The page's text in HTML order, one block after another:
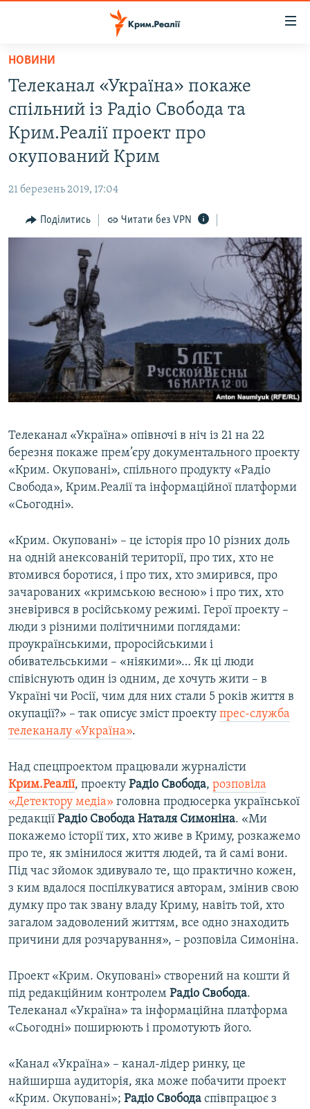
Перейти
основного
матеріалу
Перейти
до
основної
Перейти
пошуку
ВІДЕО ТА ФОТО
ПОГЛЯД
ІНТЕРВ'Ю
ВСЕ ЗА ДЕНЬ
СПЕЦПРОЕКТИ
ДЕПОРТАЦІЯ
ВІДЕОУРОКИ «ELIFBE»
СВІДЧЕННЯ ОКУПАЦІЇ
УКРАЇНСЬКА ПРОБЛЕМА КРИМУ
ІНФОГРАФІКА
ЯК ОБІЙТИ БЛОКУВАННЯ
Русский
Qırımtatar
ДОЛУЧАЙСЯ!
Усі сайти RFE/RL
НОВИНИ
Телеканал «Україна» покаже
спільний із Радіо Свобода та
Крим.Реалії проект про
окупований Крим
21 березень 2019, 17:04
Поділитись Читати без VPN
Телеканал «Україна» опівночі в ніч із 21 на 22
березня покаже прем’єру документального проекту
«Крим. Окуповані», спільного продукту «Радіо
Свобода», Крим.Реалії та інформаційної платформи
«Сьогодні».
«Крим. Окуповані» – це історія про 10 різних доль
на одній анексованій території, про тих, хто не
втомився боротися, і про тих, хто змирився, про
зачарованих «кримською весною» і про тих, хто
зневірився в російському режимі. Герої проекту –
люди з різними політичними поглядами:
проукраїнськими, проросійськими і
обивательськими – «ніякими»… Як ці люди
співіснують один із одним, де хочуть жити – в
Україні чи Росії, чим для них стали 5 років життя в
окупації?» – так описує зміст проекту прес-служба
телеканалу «Україна».
Над спецпроектом працювали журналісти
Крим.Реалії, проекту Радіо Свобода, розповіла
«Детектору медіа» головна продюсерка української
редакції Радіо Свобода Наталя Симоніна. «Ми
покажемо історії тих, хто живе в Криму, розкажемо
про те, як змінилося життя людей, та й самі вони.
Під час зйомок здивувало те, що практично кожен,
з ким вдалося поспілкуватися авторам, змінив свою
думку про так звану владу Криму, навіть той, хто
загалом задоволений життям, все одно знаходить
причини для розчарування», – розповіла Симоніна.
Проект «Крим. Окуповані» створений на кошти й
під редакційним контролем Радіо Свобода.
Телеканал «Україна» та інформаційна платформа
«Сьогодні» поширюють і промотують його.
«Канал «Україна» – канал-лідер ринку, це
найширша аудиторія, яка може побачити проект
«Крим. Окуповані»; Радіо Свобода співпрацює з